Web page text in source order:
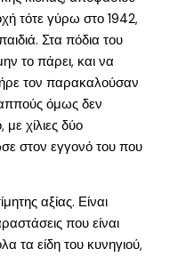
τότε γύρω στο 1942,
Στα πόδια του
το πάρει, και να
τον παρακαλούσαν
όμως δεν
χίλιες δύο
στον εγγονό του που
αξίας. Είναι
που είναι
τα είδη του κυνηγιού,